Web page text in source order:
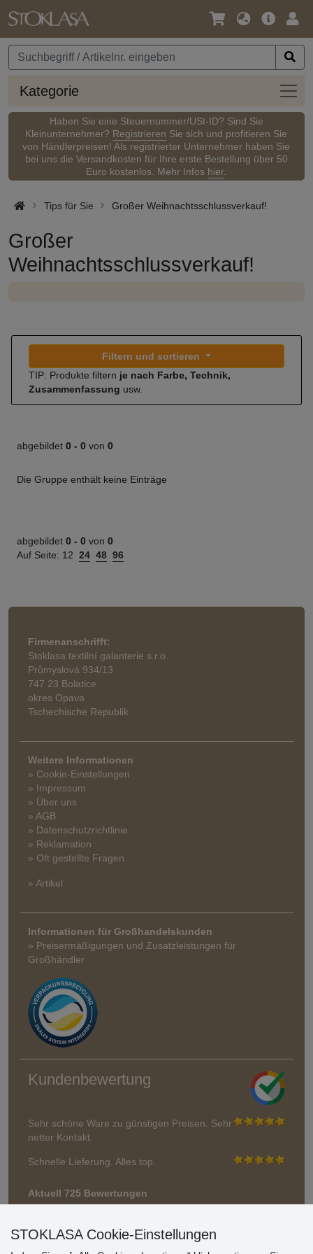
Sprache
Währung
Kategorie
Haben Sie eine Steuernummer/USt-ID? Sind Sie
Kleinunternehmer? Registrieren Sie sich und profitieren Sie
von Händlerpreisen! Als registrierter Unternehmer haben Sie
bei uns die Versandkosten für Ihre erste Bestellung über 50
Euro kostenlos. Mehr Infos hier.
Tips für Sie Großer Weihnachtsschlussverkauf!
Großer
Weihnachtsschlussverkauf!
Filtern und sortieren
TIP: Produkte filtern je nach Farbe, Technik,
Zusammenfassung usw.
abgebildet 0 - 0 von 0
Die Gruppe enthält keine Einträge
abgebildet 0 - 0 von 0
Auf Seite: 12 24 48 96
Firmenanschrifft:
Stoklasa textilní galanterie s.r.o.
Průmyslová 934/13
747 23 Bolatice
okres Opava
Tschechische Republik
Weitere Informationen
» Cookie-Einstellungen
» Impressum
» Über uns
» AGB
» Datenschutzrichtlinie
» Reklamation
» Oft gestellte Fragen
» Artikel
Informationen für Großhandelskunden
» Preisermäßigungen und Zusatzleistungen für
Großhändler
Kundenbewertung
Sehr schöne Ware zu günstigen Preisen. Sehr
netter Kontakt.
Schnelle Lieferung. Alles top.
Aktuell 725 Bewertungen
STOKLASA Cookie-Einstellungen